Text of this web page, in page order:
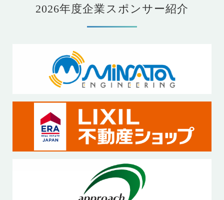
2026年度企業スポンサー紹介